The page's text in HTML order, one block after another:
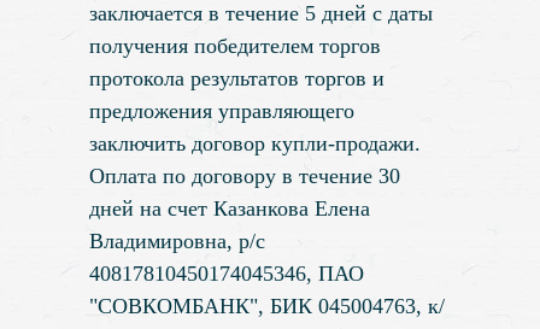
заключается в течение 5 дней с даты
получения победителем торгов
протокола результатов торгов и
предложения управляющего
заключить договор купли-продажи.
Оплата по договору в течение 30
дней на счет Казанкова Елена
Владимировна, р/с
40817810450174045346, ПАО
"СОВКОМБАНК", БИК 045004763, к/